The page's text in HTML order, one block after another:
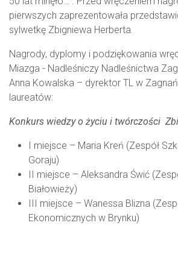
pierwszych zaprezentowała
sylwetkę Zbigniewa Herberta.
Nagrody, dyplomy i podziękowania
Miazga - Nadleśniczy Nadleśnictwa
Anna Kowalska – dyrektor TL w
laureatów:
Konkurs wiedzy o życiu i twórczości
I miejsce – Maria Kreń (Zespół
Goraju)
II miejsce – Aleksandra Świć
Białowieży)
III miejsce – Wanessa Blizna
Ekonomicznych w Brynku)